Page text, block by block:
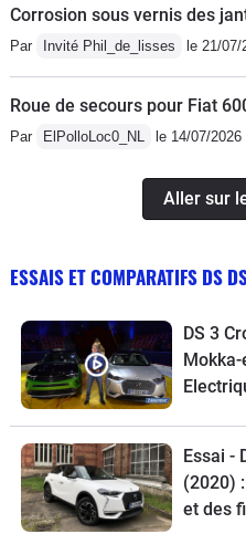
Corrosion sous vernis des
Par Invité Phil_de_lisses le 21/
Roue de secours pour Fiat
Par ElPolloLoc0_NL le 14/07/
Aller sur
ESSAIS ET COMPARATIFS DS
DS 3
Essai -
(2020)
et des